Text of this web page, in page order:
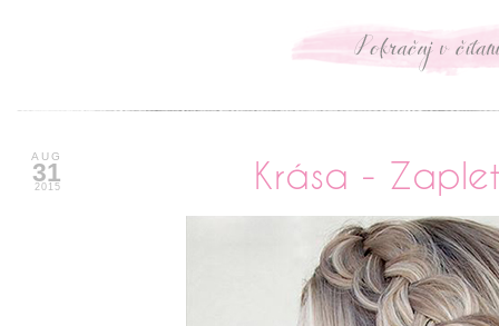
AUG
31
2015 Krása -